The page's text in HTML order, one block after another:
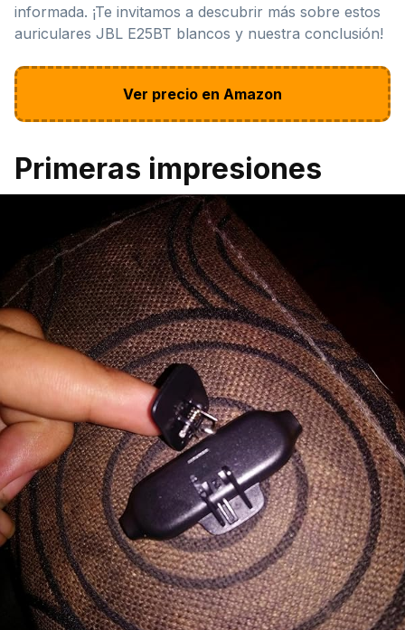
informada. ¡Te invitamos a descubrir más sobre estos
auriculares JBL E25BT blancos y nuestra conclusión!
Ver precio en Amazon
Primeras impresiones